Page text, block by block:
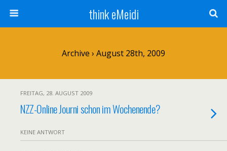
think eMeidi
Archive › August 28th, 2009
FREITAG, 28. AUGUST 2009
NZZ-Online Journi schon im Wochenende?
KEINE ANTWORT